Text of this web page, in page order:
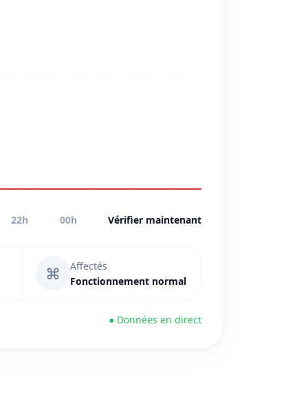
22h 00h Vérifier maintenant
⌘
Affectés
Fonctionnement normal
● Données en direct